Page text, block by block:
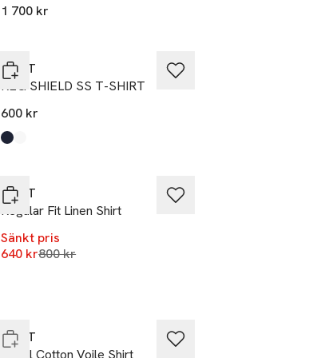
1 700 kr
GANT
REG SHIELD SS T-SHIRT
600 kr
Produkten finns i färgerna:
Evening Blue
White
GANT
Regular Fit Linen Shirt
Sänkt pris
640 krLägsta pris 30 dagar
800 kr
GANT
Floral Cotton Voile Shirt